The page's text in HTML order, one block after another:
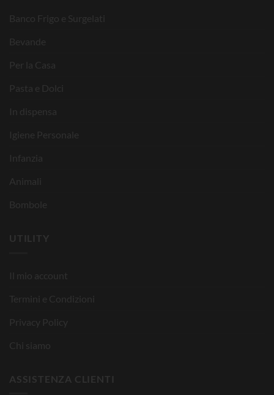
Banco Frigo e Surgelati
Bevande
Per la Casa
Pasta e Dolci
In dispensa
Igiene Personale
Infanzia
Animali
Bombole
UTILITY
Il mio account
Termini e Condizioni
Privacy Policy
Chi siamo
ASSISTENZA CLIENTI